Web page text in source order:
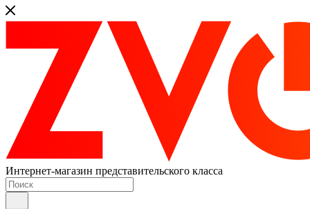
Интернет-магазин представительского класса